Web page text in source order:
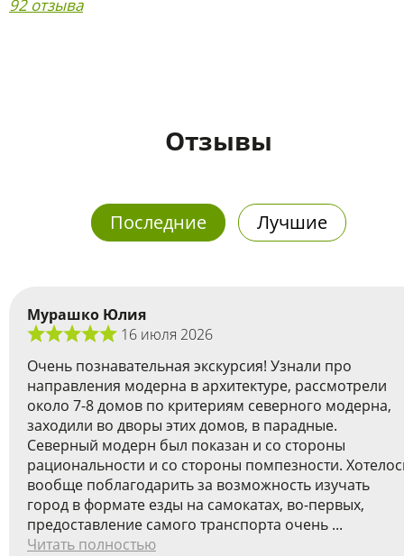
92 отзыва
Отзывы
Последние Лучшие
Мурашко Юлия
16 июля 2026
Очень познавательная экскурсия! Узнали про
направления модерна в архитектуре, рассмотрели
около 7-8 домов по критериям северного модерна,
заходили во дворы этих домов, в парадные.
Cеверный модерн был показан и со стороны
рациональности и со стороны помпезности.
вообще поблагодарить за возможность изучать
город в формате езды на самокатах, во-первых,
предоставление самого транспорта очень ...
Читать полностью